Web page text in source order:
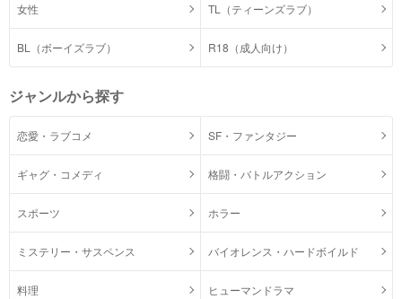
女性 TL（ティーンズラブ）
BL（ボーイズラブ） R18（成人向け）
ジャンルから探す
恋愛・ラブコメ SF・ファンタジー
ギャグ・コメディ 格闘・バトルアクション
スポーツ ホラー
ミステリー・サスペンス バイオレンス・ハードボイルド
料理 ヒューマンドラマ